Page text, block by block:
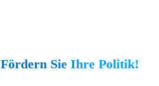
Fördern Sie Ihre Politik!